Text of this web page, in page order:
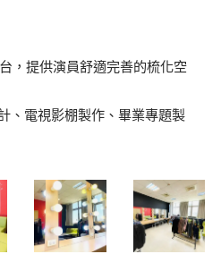
，提供演員舒適完善的梳化空
、電視影棚製作、畢業專題製